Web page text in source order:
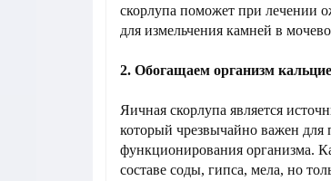
скорлупа поможет при лечении
для измельчения камней в
2. Обогащаем организм
Яичная скорлупа является
который чрезвычайно важен для
функционирования организма.
составе соды, гипса, мела, но